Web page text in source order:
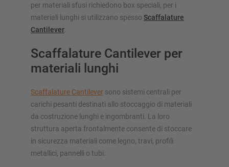
per materiali sfusi richiedono box speciali, per i
materiali lunghi si utilizzano spesso Scaffalature
Cantilever.
Scaffalature Cantilever per
materiali lunghi
Scaffalature Cantilever sono sistemi centrali per
carichi pesanti destinati allo stoccaggio di materiali
da costruzione lunghi e ingombranti. La loro
struttura aperta frontalmente consente di stoccare
in sicurezza materiali come legno, travi, profili
metallici, pannelli o tubi.